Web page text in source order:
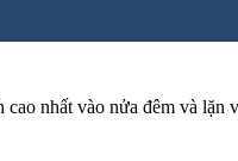
nhất vào nửa đêm và